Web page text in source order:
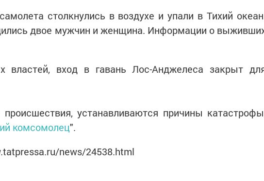
столкнулись в воздухе и упали в Тихий
двое мужчин и женщина. Информации о
вход в гавань Лос-Анджелеса закрыт
устанавливаются причины
комсомолец".
news/24538.html